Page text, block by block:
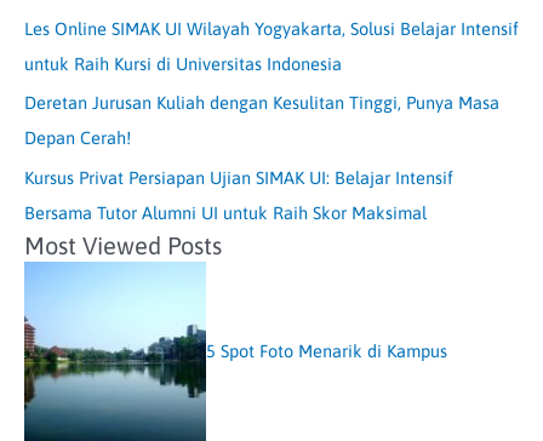
Les Online SIMAK UI Wilayah Yogyakarta, Solusi Belajar Intensif
untuk Raih Kursi di Universitas Indonesia
Deretan Jurusan Kuliah dengan Kesulitan Tinggi, Punya Masa
Depan Cerah!
Kursus Privat Persiapan Ujian SIMAK UI: Belajar Intensif
Bersama Tutor Alumni UI untuk Raih Skor Maksimal
Most Viewed Posts
5 Spot Foto Menarik di Kampus